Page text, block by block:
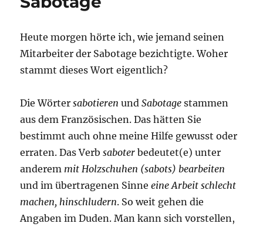
Heute morgen hörte ich, wie jemand seinen
Mitarbeiter der Sabotage bezichtigte. Woher
stammt dieses Wort eigentlich?
Die Wörtersabotieren undSabotage stammen
aus dem Französischen. Das hätten Sie
bestimmt auch ohne meine Hilfe gewusst oder
erraten. Das Verbsaboter bedeutet(e) unter
anderem mit Holzschuhen (sabots) bearbeiten
und im übertragenen Sinneeine Arbeit schlecht
machen, hinschludern. So weit gehen die
Angaben im Duden. Man kann sich vorstellen,